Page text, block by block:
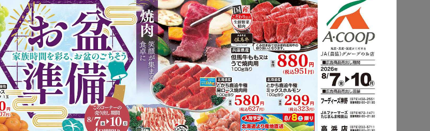
https://www.acoop-kinki.co.jp/shop/details-kanno.html
有り（103台）
Vマネー